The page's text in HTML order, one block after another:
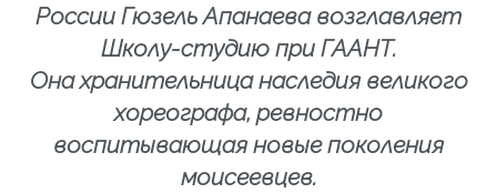
России Гюзель Апанаева возглавляет
Школу-студию при ГААНТ.
Она хранительница наследия великого
хореографа, ревностно
воспитывающая новые поколения
моисеевцев.